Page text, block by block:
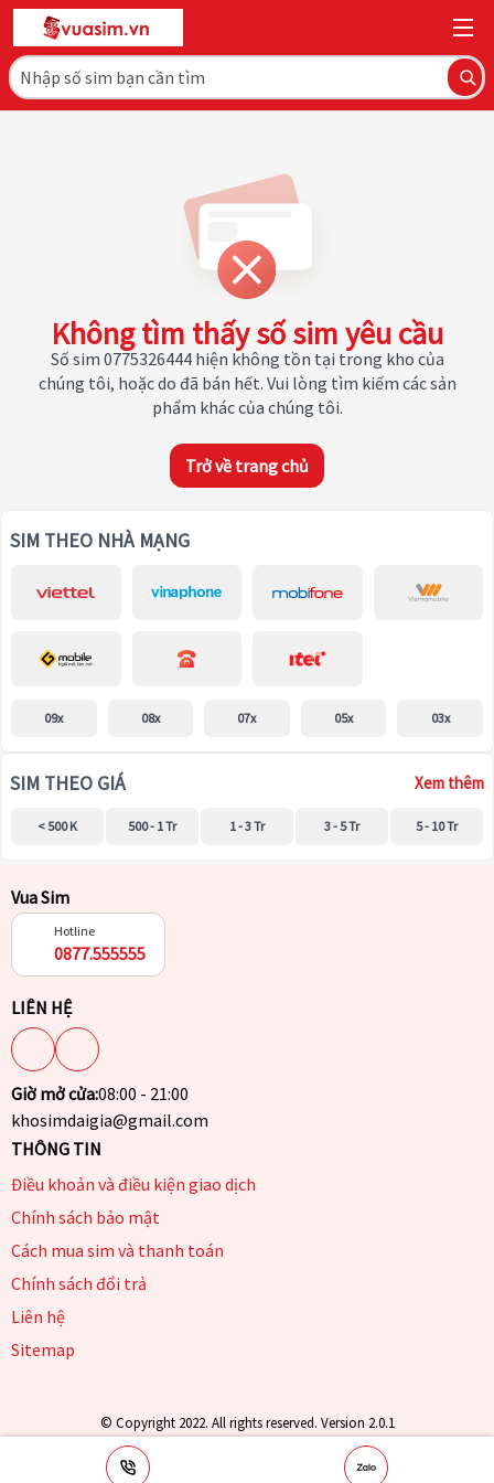
Không tìm thấy số sim yêu cầu
Số sim 0775326444 hiện không tồn tại trong kho của
chúng tôi, hoặc do đã bán hết. Vui lòng tìm kiếm các sản
phẩm khác của chúng tôi.
Trở về trang chủ
SIM THEO NHÀ MẠNG
09x 08x 07x 05x 03x
SIM THEO GIÁ Xem thêm
< 500 K 500 - 1 Tr 1 - 3 Tr 3 - 5 Tr 5 - 10 Tr
Vua Sim
Hotline
0877.555555
LIÊN HỆ
Giờ mở cửa:08:00 - 21:00
khosimdaigia@gmail.com
THÔNG TIN
Điều khoản và điều kiện giao dịch
Chính sách bảo mật
Cách mua sim và thanh toán
Chính sách đổi trả
Liên hệ
Sitemap
© Copyright 2022. All rights reserved. Version 2.0.1